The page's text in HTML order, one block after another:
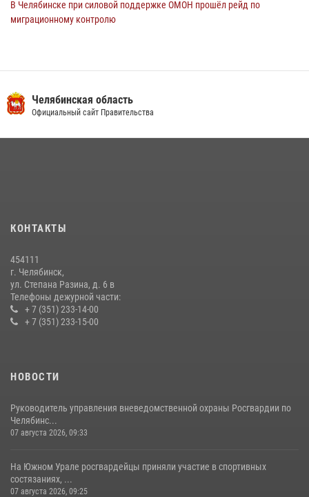
В Челябинске при силовой поддержке ОМОН прошёл рейд по
миграционному контролю
13 июля 2026, 03:02 5
14 июля 2026, 05:15
Челябинская область
Официальный сайт Правительства
КОНТАКТЫ
454111
г. Челябинск,
ул. Степана Разина, д. 6 в
Телефоны дежурной части:
+ 7 (351) 233-14-00
+ 7 (351) 233-15-00
НОВОСТИ
Руководитель управления вневедомственной охраны Росгвардии по
Челябинс...
07 августа 2026, 09:33
На Южном Урале росгвардейцы приняли участие в спортивных
состязаниях, ...
07 августа 2026, 09:25